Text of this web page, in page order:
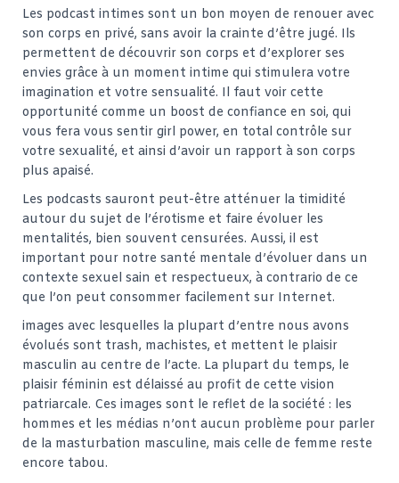
Les podcast intimes sont un bon moyen de renouer avec
son corps en privé, sans avoir la crainte d’être jugé. Ils
permettent de découvrir son corps et d’explorer ses
envies grâce à un moment intime qui stimulera votre
imagination et votre sensualité. Il faut voir cette
opportunité comme un boost de confiance en soi, qui
vous fera vous sentir girl power, en total contrôle sur
votre sexualité, et ainsi d’avoir un rapport à son corps
plus apaisé.
Les podcasts sauront peut-être atténuer la timidité
autour du sujet de l’érotisme et faire évoluer les
mentalités, bien souvent censurées. Aussi, il est
important pour notre santé mentale d’évoluer dans un
contexte sexuel sain et respectueux, à contrario de ce
que l’on peut consommer facilement sur Internet.
images avec lesquelles la plupart d’entre nous avons
évolués sont trash, machistes, et mettent le plaisir
masculin au centre de l’acte. La plupart du temps, le
plaisir féminin est délaissé au profit de cette vision
patriarcale. Ces images sont le reflet de la société : les
hommes et les médias n’ont aucun problème pour parler
de la masturbation masculine, mais celle de femme reste
encore tabou.